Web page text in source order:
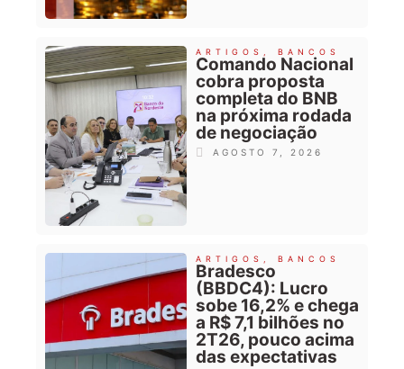
ARTIGOS , BANCOS
Comando Nacional
cobra proposta
completa do BNB
na próxima rodada
de negociação
AGOSTO 7, 2026
ARTIGOS , BANCOS
Bradesco
(BBDC4): Lucro
sobe 16,2% e chega
a R$ 7,1 bilhões no
2T26, pouco acima
das expectativas